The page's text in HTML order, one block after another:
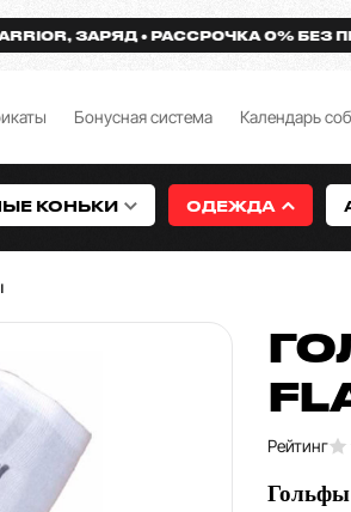
ЗАРЯД РАССРОЧКА 0% БЕЗ
Бонусная система Календарь
КОНЬКИ ОДЕЖДА
Рейтинг
Гольфы